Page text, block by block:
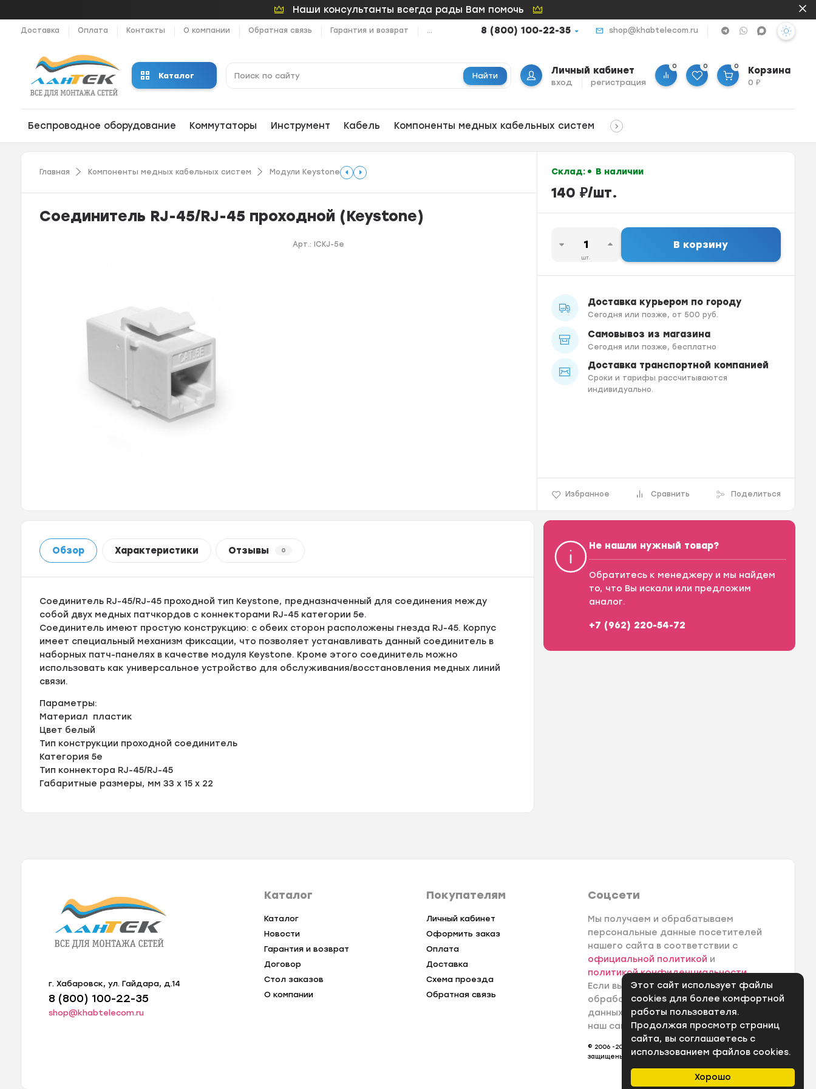
Хорошо
Этот сайт использует файлы
cookies для более комфортной
работы пользователя.
Продолжая просмотр страниц
сайта, вы соглашаетесь с
использованием файлов cookies.
Наши консультанты всегда рады Вам помочь
Доставка Оплата Контакты О компании Обратная связь Гарантия и возврат ... 8 (800) 100-22-35 shop@khabtelecom.ru
Каталог Найти Личный кабинет
вход регистрация
0 0 0 Корзина
0₽
Беспроводное оборудование Коммутаторы Инструмент Кабель Компоненты медных кабельных систем
Главная Компоненты медных кабельных систем Модули Keystone
Соединитель RJ-45/RJ-45 проходной (Keystone)
Арт.: ICKJ-5e
Склад: В наличии
140 ₽/шт.
шт.
В корзину
Доставка курьером по городу
Сегодня или позже, от 500 руб.
Самовывоз из магазина
Сегодня или позже, бесплатно
Доставка транспортной компанией
Сроки и тарифы рассчитываются
индивидуально.
Избранное Сравнить Поделиться
Обзор Характеристики Отзывы 0
Соединитель RJ-45/RJ-45 проходной тип Keystone, предназначенный для соединения между
собой двух медных патчкордов с коннекторами RJ-45 категории 5е.
Соединитель имеют простую конструкцию: с обеих сторон расположены гнезда RJ-45. Корпус
имеет специальный механизм фиксации, что позволяет устанавливать данный соединитель в
наборных патч-панелях в качестве модуля Keystone. Кроме этого соединитель можно
использовать как универсальное устройство для обслуживания/восстановления медных линий
связи.
Параметры:
Материал пластик
Цвет белый
Тип конструкции проходной соединитель
Категория 5е
Тип коннектора RJ-45/RJ-45
Габаритные размеры, мм 33 х 15 х 22
Не нашли нужный товар?
Обратитесь к менеджеру и мы найдем
то, что Вы искали или предложим
аналог.
+7 (962) 220-54-72
г. Хабаровск, ул. Гайдара, д.14
8 (800) 100-22-35
shop@khabtelecom.ru
Каталог
Каталог
Новости
Гарантия и возврат
Договор
Стол заказов
О компании
Покупателям
Личный кабинет
Оформить заказ
Оплата
Доставка
Схема проезда
Обратная связь
Соцсети
Мы получаем и обрабатываем
персональные данные посетителей
нашего сайта в соответствии с
официальной политикой и
политикой конфиденциальности.
Если вы не даете согласия на
обработку своих персональных
данных, вам необходимо покинуть
наш сайт.
© 2006 -2026 Интернет-магазин Лантек. Все права
защищены.